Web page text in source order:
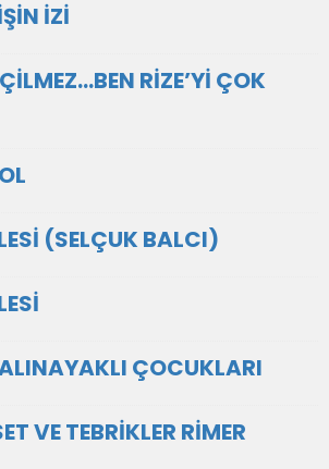
İZİ
RİZE’Yİ ÇOK
(SELÇUK BALCI)
ÇOCUKLARI
VE TEBRİKLER RİMER